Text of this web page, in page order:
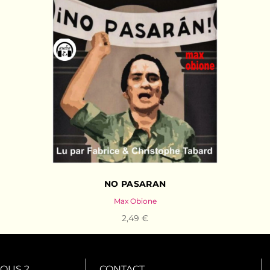
NO PASARAN
Max Obione
2,49 €